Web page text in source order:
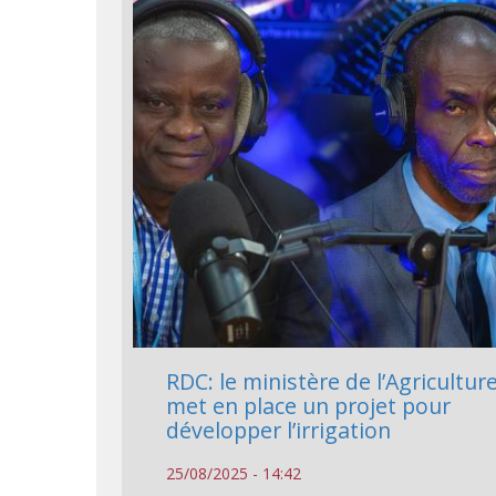
RDC: le ministère de
met en place un projet pour
développer l’irrigation
25/08/2025 - 14:42